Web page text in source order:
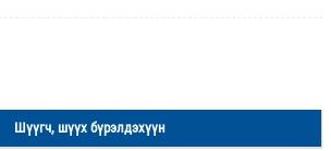
Шүүгч, шүүх бүрэлдэхүүн